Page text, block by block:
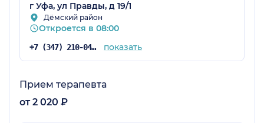
г Уфа, ул Правды, д 19/1
Дёмский район
Откроется в 08:00
+7 (347) 210-04-96 показать
Прием терапевта
от 2 020 ₽